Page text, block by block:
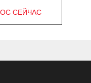
СЕЙЧАС